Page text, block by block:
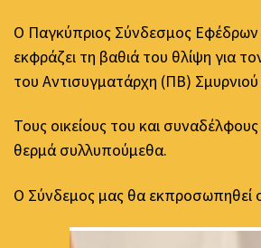
Ο Παγκύπριος Σύνδεσμος Εφέδρων
εκφράζει τη βαθιά του θλίψη για
του Αντισυγματάρχη (ΠΒ)
Τους οικείους του και
θερμά συλλυπούμεθα.
Ο Σύνδεμος μας θα εκπροσωπηθεί